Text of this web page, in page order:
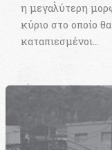
η μεγαλύτερη
κύριο στο οποίο
καταπιεσμένοι…